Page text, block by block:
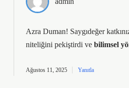
Azra Duman! Saygıdeğer
niteliğini pekiştirdi ve bilimsel
Ağustos 11, 2025 Yanıtla